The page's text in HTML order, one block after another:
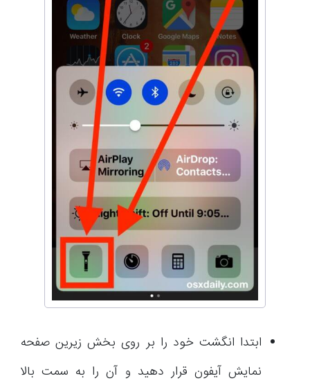
ابتدا انگشت خود را بر روی بخش زیرین صفحه
نمایش آیفون قرار دهید و آن را به سمت بالا